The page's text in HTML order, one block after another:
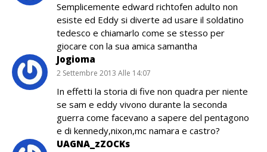
Semplicemente edward richtofen adulto non
esiste ed Eddy si diverte ad usare il soldatino
tedesco e chiamarlo come se stesso per
giocare con la sua amica samantha
Jogioma
2 Settembre 2013 Alle 14:07
In effetti la storia di five non quadra per niente
se sam e eddy vivono durante la seconda
guerra come facevano a sapere del pentagono
e di kennedy,nixon,mc namara e castro?
UAGNA_zZOCKs